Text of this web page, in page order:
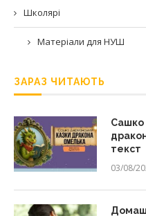
Школярі
Матеріали для НУШ
ЗАРАЗ ЧИТАЮТЬ
Сашко
текст
03/08/